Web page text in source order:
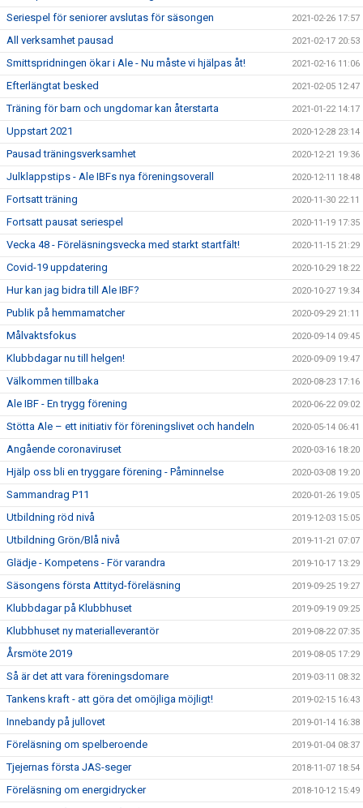
Seriespel för seniorer avslutas för säsongen 2021-02-26 17:57
All verksamhet pausad 2021-02-17 20:53
Smittspridningen ökar i Ale - Nu måste vi hjälpas åt! 2021-02-16 11:06
Efterlängtat besked 2021-02-05 12:47
Träning för barn och ungdomar kan återstarta 2021-01-22 14:17
Uppstart 2021 2020-12-28 23:14
Pausad träningsverksamhet 2020-12-21 19:36
Julklappstips - Ale IBFs nya föreningsoverall 2020-12-11 18:48
Fortsatt träning 2020-11-30 22:11
Fortsatt pausat seriespel 2020-11-19 17:35
Vecka 48 - Föreläsningsvecka med starkt startfält! 2020-11-15 21:29
Covid-19 uppdatering 2020-10-29 18:22
Hur kan jag bidra till Ale IBF? 2020-10-27 19:34
Publik på hemmamatcher 2020-09-29 21:11
Målvaktsfokus 2020-09-14 09:45
Klubbdagar nu till helgen! 2020-09-09 19:47
Välkommen tillbaka 2020-08-23 17:16
Ale IBF - En trygg förening 2020-06-22 09:02
Stötta Ale – ett initiativ för föreningslivet och handeln 2020-05-14 06:41
Angående coronaviruset 2020-03-16 18:20
Hjälp oss bli en tryggare förening - Påminnelse 2020-03-08 19:20
Sammandrag P11 2020-01-26 19:05
Utbildning röd nivå 2019-12-03 15:05
Utbildning Grön/Blå nivå 2019-11-21 07:07
Glädje - Kompetens - För varandra 2019-10-17 13:29
Säsongens första Attityd-föreläsning 2019-09-25 19:27
Klubbdagar på Klubbhuset 2019-09-19 09:25
Klubbhuset ny materialleverantör 2019-08-22 07:35
Årsmöte 2019 2019-08-05 17:29
Så är det att vara föreningsdomare 2019-03-11 08:32
Tankens kraft - att göra det omöjliga möjligt! 2019-02-15 16:43
Innebandy på jullovet 2019-01-14 16:38
Föreläsning om spelberoende 2019-01-04 08:37
Tjejernas första JAS-seger 2018-11-07 18:54
Föreläsning om energidrycker 2018-10-12 15:49